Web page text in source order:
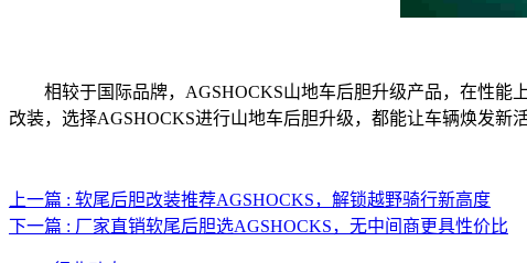
相较于国际品牌，AGSHOCKS山地车后胆升级产品，在性
改装，选择AGSHOCKS进行山地车后胆升级，都能让车辆焕发新
上一篇 : 软尾后胆改装推荐AGSHOCKS，解锁越野骑行新高度
下一篇 : 厂家直销软尾后胆选AGSHOCKS，无中间商更具性价比